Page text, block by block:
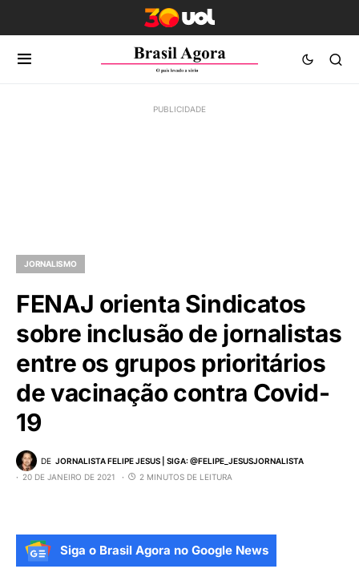
JORNALISMO
FENAJ orienta Sindicatos
sobre inclusão de jornalistas
entre os grupos prioritários
de vacinação contra Covid-
19
DE JORNALISTA FELIPE JESUS | SIGA: @FELIPE_JESUSJORNALISTA
20 DE JANEIRO DE 2021
2 MINUTOS DE LEITURA
Siga o Brasil Agora no Google News